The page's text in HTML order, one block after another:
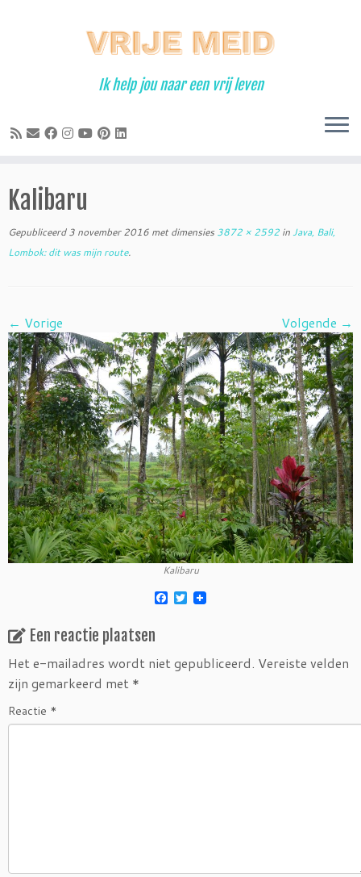
Ik help jou naar een vrij leven
Kalibaru
Gepubliceerd 3 november 2016 met dimensies 3872 × 2592 inJava, Bali,
Lombok: dit was mijn route.
← Vorige Volgende →
Kalibaru
F
o
T
w
e
r
Een reactie plaatsen
Het e-mailadres wordt niet gepubliceerd. Vereiste velden
zijn gemarkeerd met *
Reactie *